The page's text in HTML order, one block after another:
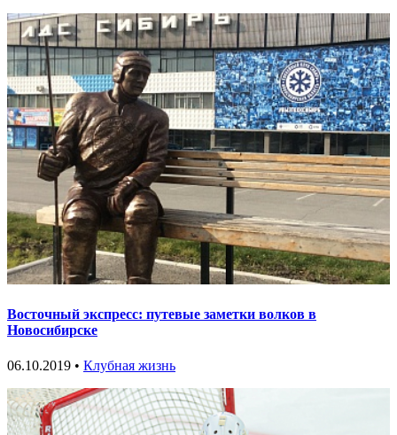
Восточный экспресс: путевые заметки волков в
Новосибирске
06.10.2019 • Клубная жизнь